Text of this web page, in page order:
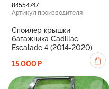
84554747
Артикул производителя
Спойлер крышки
багажника Cadillac
Escalade 4 (2014-2020)
15 000 ₽